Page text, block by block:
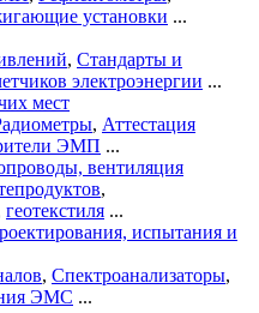
установки ...
, Стандарты и
электроэнергии ...
мест
, Аттестация
ЭМП ...
вентиляция
,
геотекстиля ...
испытания и
, Спектроанализаторы,
ЭМС ...